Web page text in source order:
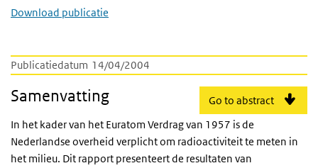
Publicatiedatum 14/04/2004
Go to abstract
Samenvatting
In het kader van het Euratom Verdrag van 1957 is de
Nederlandse overheid verplicht om radioactiviteit te meten in
het milieu. Dit rapport presenteert de resultaten van
Download publicatie